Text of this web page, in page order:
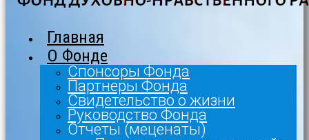
Главная
О Фонде
Спонсоры Фонда
Партнеры Фонда
Свидетельство о жизни
Руководство Фонда
Отчеты (меценаты)